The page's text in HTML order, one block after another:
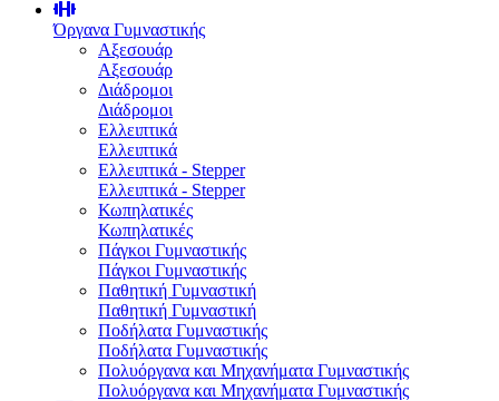
Όργανα Γυμναστικής
Αξεσουάρ
Αξεσουάρ
Διάδρομοι
Διάδρομοι
Ελλειπτικά
Ελλειπτικά
Ελλειπτικά - Stepper
Ελλειπτικά - Stepper
Κωπηλατικές
Κωπηλατικές
Πάγκοι Γυμναστικής
Πάγκοι Γυμναστικής
Παθητική Γυμναστική
Παθητική Γυμναστική
Ποδήλατα Γυμναστικής
Ποδήλατα Γυμναστικής
Πολυόργανα και Μηχανήματα Γυμναστικής
Πολυόργανα και Μηχανήματα Γυμναστικής